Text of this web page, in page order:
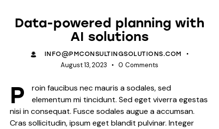
Data-powered planning with
AI solutions
INFO@PMCONSULTINGSOLUTIONS.COM
August 13, 2023 0 Comments
P
roin faucibus nec mauris a sodales, sed
elementum mi tincidunt. Sed eget viverra egestas
nisi in consequat. Fusce sodales augue a accumsan.
Cras sollicitudin, ipsum eget blandit pulvinar. Integer